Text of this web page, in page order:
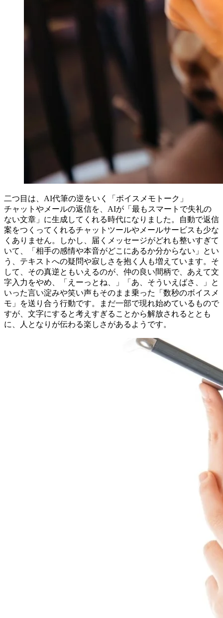
二つ目は、AI代筆の逆をいく「ボイスメモトーク」
チャットやメールの返信を、AIが「最もスマートで失礼の
ない文章」に生成してくれる時代になりました。自動で返信
案をつくってくれるチャットツールやメールサービスも少な
くありません。しかし、届くメッセージがどれも整いすぎて
いて、「相手の感情や本音がどこにあるか分からない」とい
う、テキストへの疑問や寂しさを抱く人も増えています。そ
して、その真逆ともいえるのが、仲の良い間柄で、あえて文
字入力をやめ、「えーっとね、」「あ、そういえばさ、」と
いった言い淀みや笑い声もそのまま乗った「数秒のボイスメ
モ」を送り合う行動です。まだ一部で現れ始めているもので
すが、文字にすると考えすぎることから解放されるととも
に、人となりが伝わる楽しさがあるようです。